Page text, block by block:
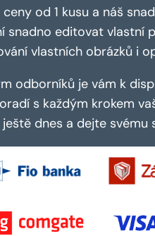
ceny od 1 kusu a náš
snadno editovat vlastní
vlastních obrázků i
odborníků je vám k
s každým krokem
dnes a dejte svému